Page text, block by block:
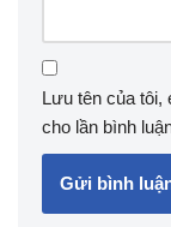
Lưu tên của tôi,
cho lần bình